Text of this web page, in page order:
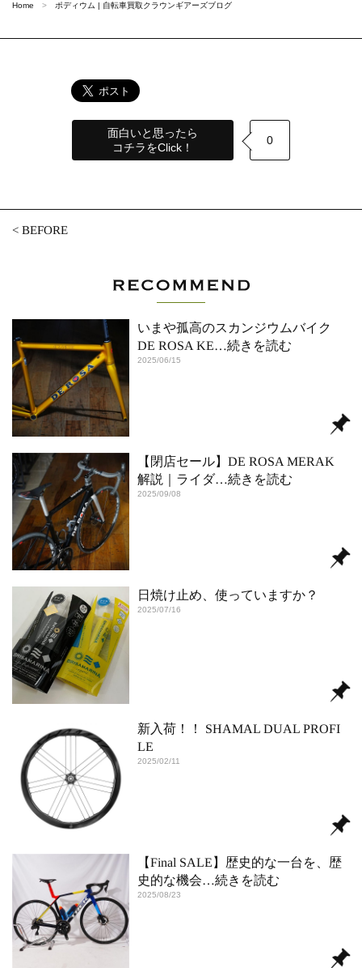
Home ポディウム | 自転車買取クラウンギアーズブログ
面白いと思ったら
コチラをClick！
0
<BEFORE
いまや孤高のスカンジウムバイク
DE ROSA KE…続きを読む
2025/06/15
【閉店セール】DE ROSA MERAK
解説｜ライダ…続きを読む
2025/09/08
日焼け止め、使っていますか？
2025/07/16
新入荷！！ SHAMAL DUAL PROFI
LE
2025/02/11
【Final SALE】歴史的な一台を、歴
史的な機会…続きを読む
2025/08/23